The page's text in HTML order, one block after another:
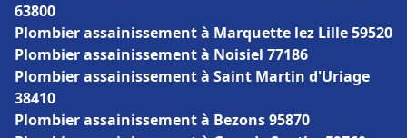
63800
Plombier assainissement à Marquette lez Lille 59520
Plombier assainissement à Noisiel 77186
Plombier assainissement à Saint Martin d'Uriage
38410
Plombier assainissement à Bezons 95870